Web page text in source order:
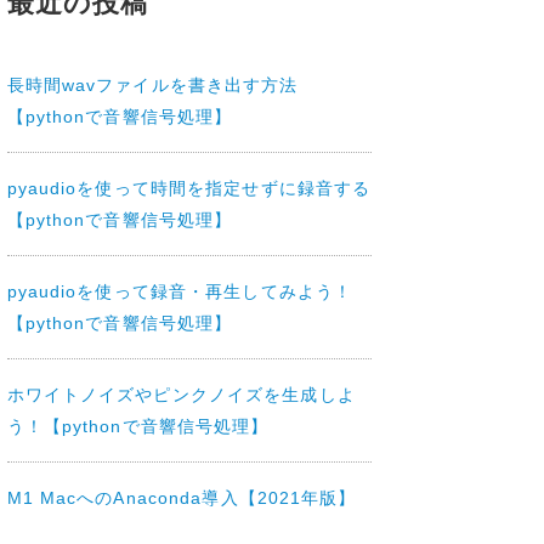
長時間wavファイルを書き出す方法
【pythonで音響信号処理】
pyaudioを使って時間を指定せずに録音する
【pythonで音響信号処理】
pyaudioを使って録音・再生してみよう！
【pythonで音響信号処理】
ホワイトノイズやピンクノイズを生成しよ
う！【pythonで音響信号処理】
M1 MacへのAnaconda導入【2021年版】